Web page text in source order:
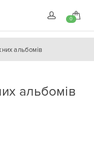
0
альбомів
альбомів